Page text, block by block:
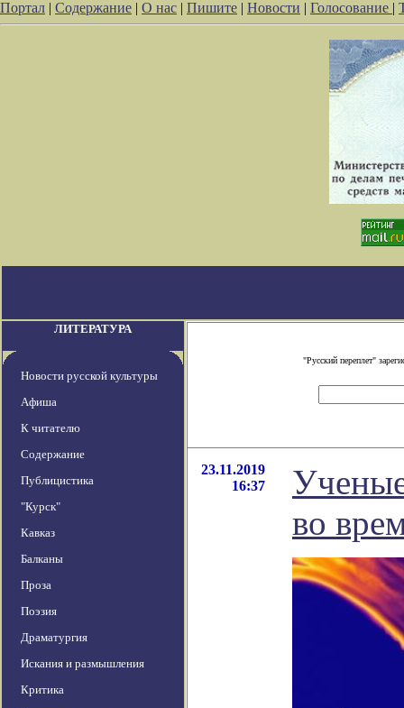
Портал | Содержание | О нас | Пишите | Новости | Голосование |
ЛИТЕРАТУРА
Новости русской культуры
Афиша
К читателю
Содержание
Публицистика
"Курск"
Кавказ
Балканы
Проза
Поэзия
Драматургия
Искания и размышления
Критика
"Русский переплет"
23.11.2019
16:37
во